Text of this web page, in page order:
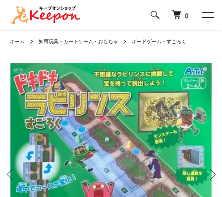
0
ホーム 知育玩具・カードゲーム・おもちゃ ボードゲーム・すごろく